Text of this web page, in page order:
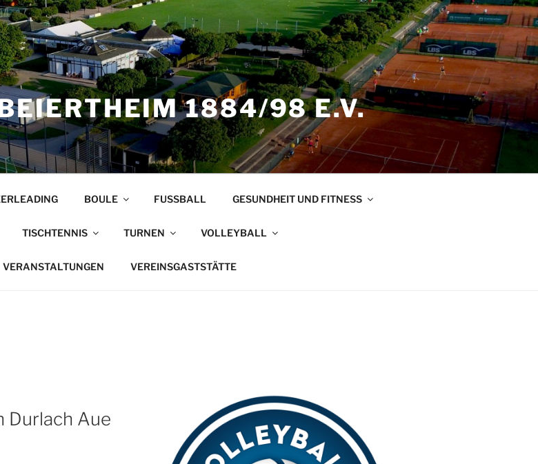
1884/98 E.V.
BOULE FUSSBALL GESUNDHEIT UND FITNESS
TISCHTENNIS TURNEN VOLLEYBALL
VERANSTALTUNGEN VEREINSGASTSTÄTTE
Durlach Aue